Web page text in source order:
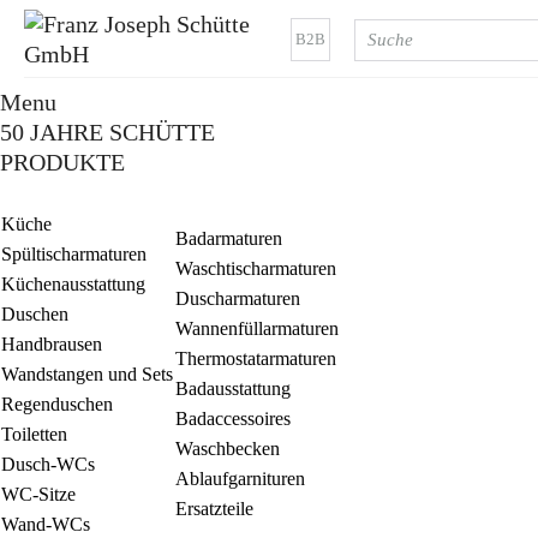
B2B
Menu
50 JAHRE SCHÜTTE
PRODUKTE
Küche
Spültischarmaturen
Küchenausstattung
Duschen
Handbrausen
Wandstangen und Sets
Regenduschen
Toiletten
Dusch-WCs
WC-Sitze
Wand-WCs
Badarmaturen
Waschtischarmaturen
Duscharmaturen
Wannenfüllarmaturen
Thermostatarmaturen
Badausstattung
Badaccessoires
Waschbecken
Ablaufgarnituren
Ersatzteile